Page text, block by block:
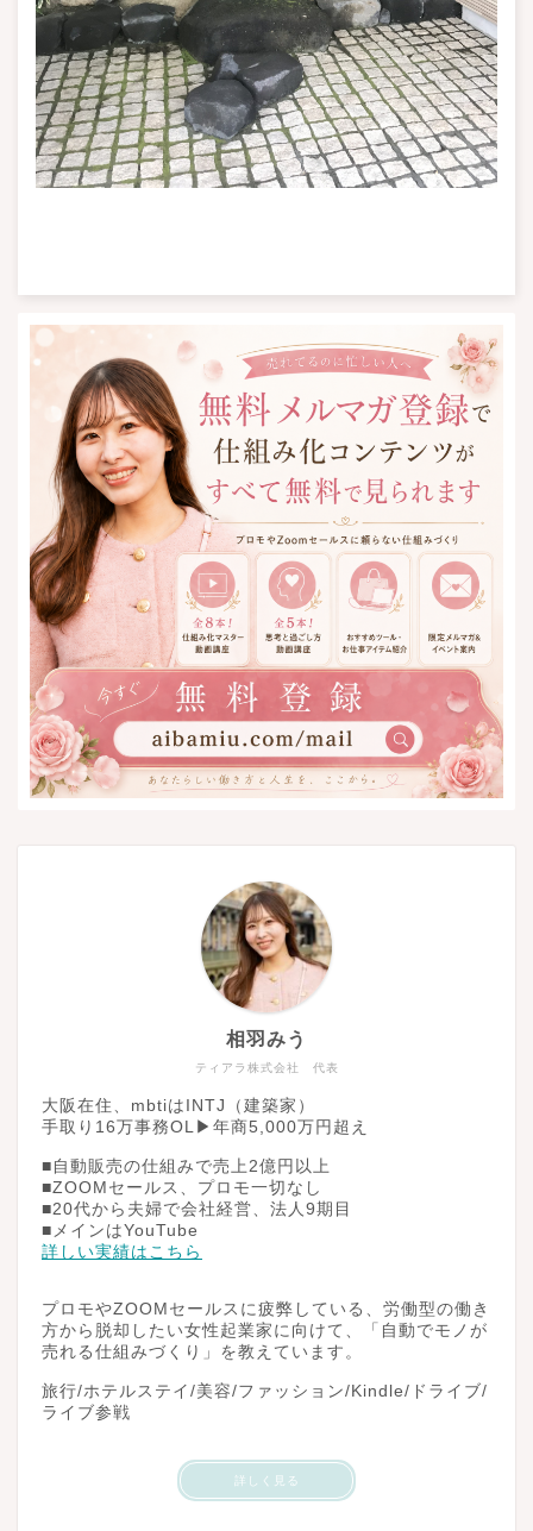
ティアラ株式会社 代表
相羽みう
大阪在住、mbtiはINTJ（建築家）
手取り16万事務OL▶︎年商5,000万円超え
■自動販売の仕組みで売上2億円以上
■ZOOMセールス、プロモ一切なし
■20代から夫婦で会社経営、法人9期目
■メインはYouTube
詳しい実績はこちら
プロモやZOOMセールスに疲弊している、労働型の働き
方から脱却したい女性起業家に向けて、「自動でモノが
売れる仕組みづくり」を教えています。
旅行/ホテルステイ/美容/ファッション/Kindle/ドライブ/
ライブ参戦
詳しく見る